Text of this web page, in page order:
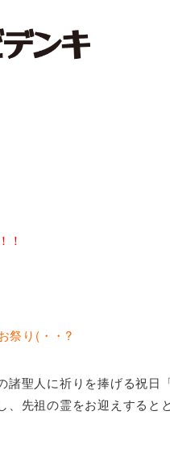
！
祭り(・・?
諸聖人に祈りを捧げる祝
、先祖の霊をお迎えする